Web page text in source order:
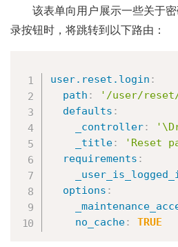
该表单向用户展示一些关于
录按钮时，将跳转到以下路由：
user.reset.login :
path :
'/user/
defaults :
_controller:
_title:
'Reset
requirements :
options :
no_cache: TRUE